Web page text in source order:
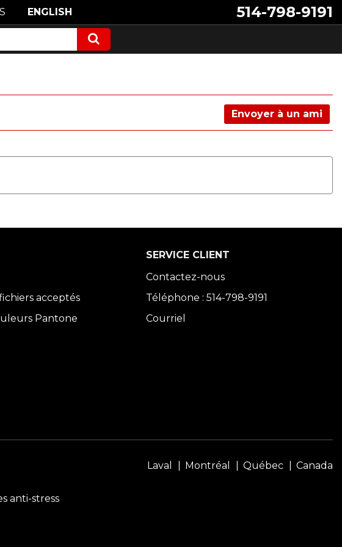
514-798-9191
ENGLISH
Envoyer à un ami
acceptés
Pantone
SERVICE CLIENT
Contactez-nous
Téléphone : 514-798-9191
Courriel
Laval Montréal Québec Canada
anti-stress